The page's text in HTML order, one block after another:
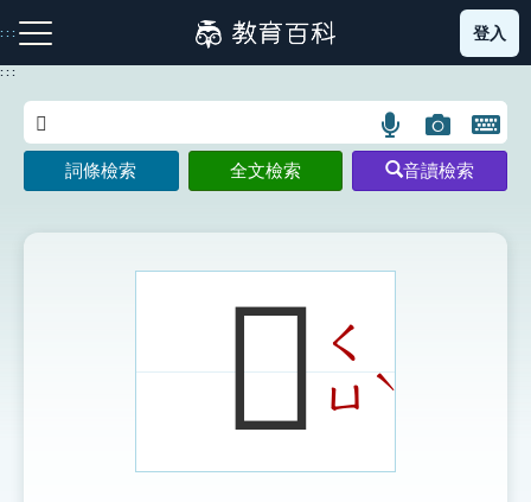
到
主
:::
注音索引圖示 筆畫索引圖示 部首索引表圖示
登入
:::
語
言
搜
示
圖
片
搜
開
鍵
圖
詞條檢索 全文檢索 音讀檢索
𠮋 ㄑ
ㄩˋ